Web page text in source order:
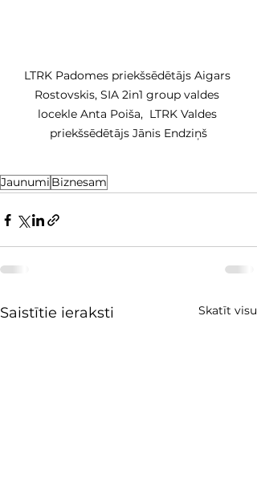
LTRK Padomes priekšsēdētājs Aigars
Rostovskis, SIA 2in1 group valdes
locekle Anta Poiša,  LTRK Valdes
priekšsēdētājs Jānis Endziņš
Jaunumi Biznesam
Saistītie ieraksti Skatīt visu